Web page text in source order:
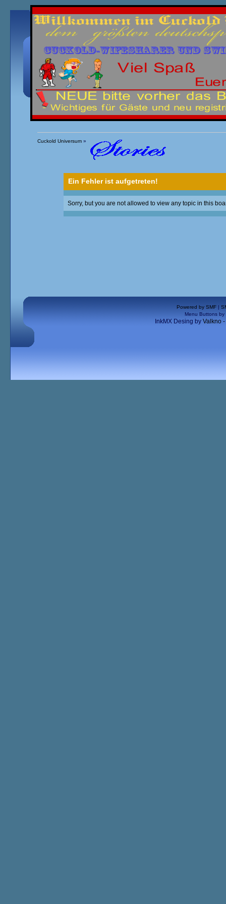
Übersicht Kalender Einloggen Registrieren
Cuckold Universum»
Ein Fehler ist aufgetreten!
Sorry, but you are not allowed to view any topic in this
Powered by SMF |
Menu Buttons by
InkMX Desing by Valkno